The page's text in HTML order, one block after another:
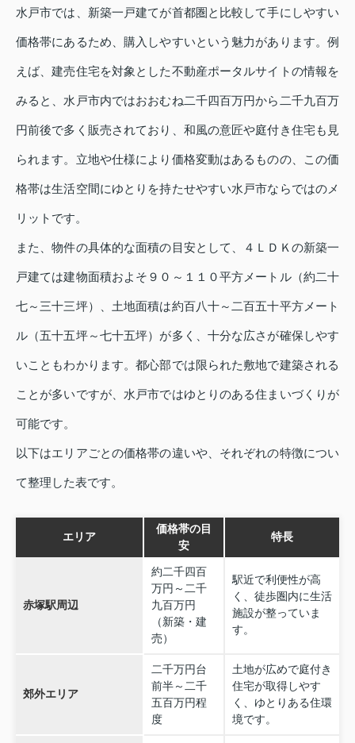
水戸市では、新築一戸建てが首都圏と比較して手にしやすい
価格帯にあるため、購入しやすいという魅力があります。例
えば、建売住宅を対象とした不動産ポータルサイトの情報を
みると、水戸市内ではおおむね二千四百万円から二千九百万
円前後で多く販売されており、和風の意匠や庭付き住宅も見
られます。立地や仕様により価格変動はあるものの、この価
格帯は生活空間にゆとりを持たせやすい水戸市ならではのメ
リットです。
また、物件の具体的な面積の目安として、４ＬＤＫの新築一
戸建ては建物面積およそ９０～１１０平方メートル（約二十
七～三十三坪）、土地面積は約百八十～二百五十平方メート
ル（五十五坪～七十五坪）が多く、十分な広さが確保しやす
いこともわかります。都心部では限られた敷地で建築される
ことが多いですが、水戸市ではゆとりのある住まいづくりが
可能です。
以下はエリアごとの価格帯の違いや、それぞれの特徴につい
て整理した表です。
エリア
価格帯の目
安
特長
赤塚駅周辺
約二千四百
万円～二千
九百万円
（新築・建
売）
駅近で利便性が高
く、徒歩圏内に生活
施設が整っていま
す。
郊外エリア
二千万円台
前半～二千
五百万円程
度
土地が広めで庭付き
住宅が取得しやす
く、ゆとりある住環
境です。